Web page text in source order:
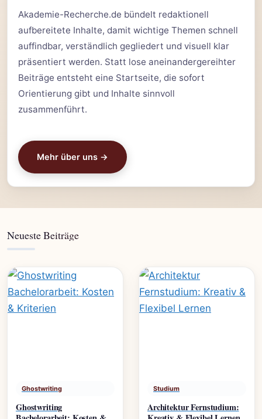
Akademie-Recherche.de bündelt redaktionell
aufbereitete Inhalte, damit wichtige Themen schnell
auffindbar, verständlich gegliedert und visuell klar
präsentiert werden. Statt lose aneinandergereihter
Beiträge entsteht eine Startseite, die sofort
Orientierung gibt und Inhalte sinnvoll
zusammenführt.
Mehr über uns →
Neueste Beiträge
Ghostwriting
Ghostwriting
Studium
Architektur Fernstudium: